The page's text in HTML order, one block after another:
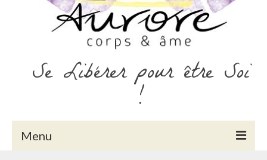
Se Libérer pour être Soi
!
Menu